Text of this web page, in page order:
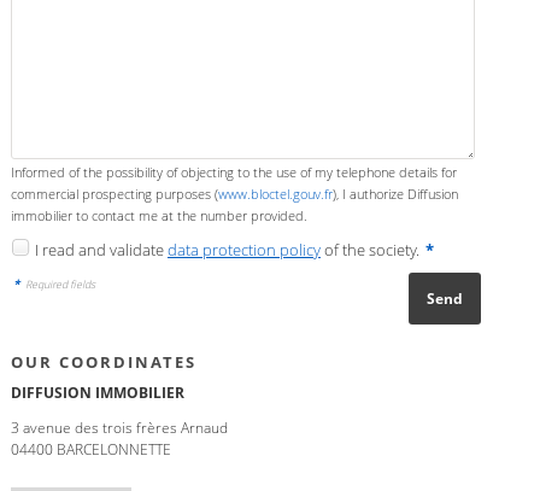
Informed of the possibility of objecting to the use of my telephone details for
commercial prospecting purposes (www.bloctel.gouv.fr), I authorize Diffusion
immobilier to contact me at the number provided.
I read and validatedata protection policyof the society. *
* Required fields
OUR COORDINATES
DIFFUSION IMMOBILIER
3 avenue des trois frères Arnaud
04400 BARCELONNETTE